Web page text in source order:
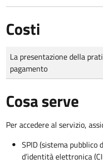
Costi
Tipo di pagamento
Importo
La presentazione della
pagamento
Cosa serve
Per accedere al servizio,
SPID (sistema
d’identità elettronica